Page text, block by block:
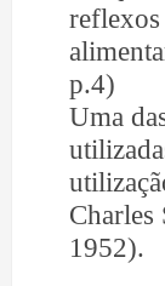
reflexos
p.4)
Uma
1952).